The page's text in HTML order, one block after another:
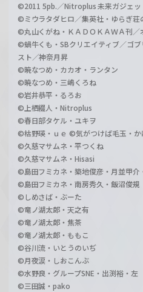
©2011 5pb.／Nitroplus 未来ガジェッ
©ミウラタダヒロ／集英社・ゆらぎ荘
©丸山くがね・ＫＡＤＯＫＡＷＡ刊／
©蝸牛くも・SBクリエイティブ／ゴ
スト／神奈月昇
©暁なつめ・カカオ・ランタン
©暁なつめ・三嶋くろね
©岩井恭平・るろお
©上栖綴人・Nitroplus
©春日部タケル・ユキヲ
©枯野瑛・ｕｅ ©気がつけば毛玉・か
©久慈マサムネ・平つくね
©久慈マサムネ・Hisasi
©島田フミカネ・築地俊彦・月並甲介
©島田フミカネ・南房秀久・飯沼俊規
©しめさば・ぶーた
©竜ノ湖太郎・天之有
©竜ノ湖太郎・焦茶
©竜ノ湖太郎・ももこ
©谷川流・いとうのいぢ
©月夜涙・しおこんぶ
©水野良・グループSNE・出渕裕・左
©三田誠・pako